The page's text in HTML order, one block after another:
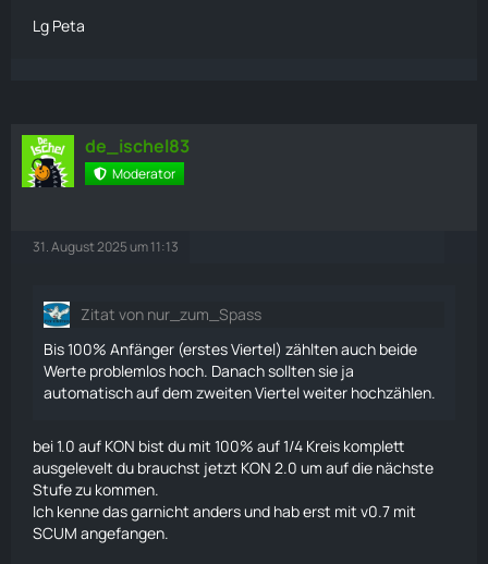
Lg Peta
de_ischel83
Moderator
31. August 2025 um 11:13
Zitat von nur_zum_Spass
Bis 100% Anfänger (erstes Viertel) zählten auch beide
Werte problemlos hoch. Danach sollten sie ja
automatisch auf dem zweiten Viertel weiter hochzählen.
bei 1.0 auf KON bist du mit 100% auf 1/4 Kreis komplett
ausgelevelt du brauchst jetzt KON 2.0 um auf die nächste
Stufe zu kommen.
Ich kenne das garnicht anders und hab erst mit v0.7 mit
SCUM angefangen.